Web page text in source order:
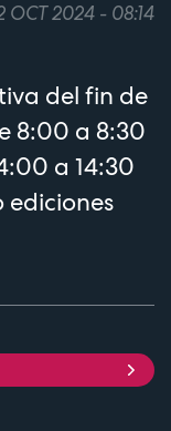
OCT 2024 - 08:14
del fin de
8:00 a 8:30
a 14:30
ediciones